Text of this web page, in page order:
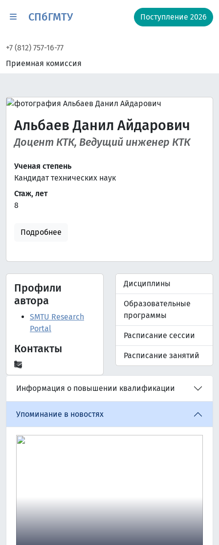
СПбГМТУ Поступление 2026
+7 (812) 757-16-77
Приемная комиссия
Альбаев Данил Айдарович
Доцент КТК, Ведущий инженер КТК
Ученая степень
Кандидат технических наук
Стаж, лет
8
Подробнее
Профили
автора
SMTU Research
Portal
Контакты
Дисциплины
Образовательные
программы
Расписание сессии
Расписание занятий
Информация о повышении квалификации
Упоминание в новостях